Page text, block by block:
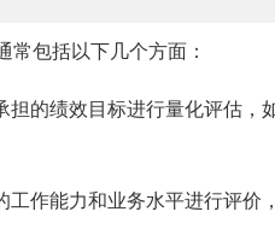
常包括以下几个方面：
的绩效目标进行量化评估，
工作能力和业务水平进行评价